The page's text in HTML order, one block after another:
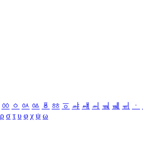
ㆀ ㆁ ㆂ ㆃ ㆄ ㆅ ㆆ ㆇ ㆈ ㆉ ㆊ ㆋ ㆌ ㆍ
ρ σ τ υ φ χ ψ ω